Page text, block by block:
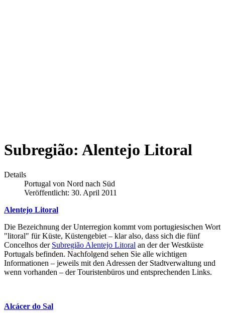
Subregião: Alentejo Litoral
Details
Portugal von Nord nach Süd
Veröffentlicht: 30. April 2011
Alentejo Litoral
Die Bezeichnung der Unterregion kommt vom portugiesischen Wort
"litoral" für Küste, Küstengebiet – klar also, dass sich die fünf
Concelhos der Subregião Alentejo Litoral an der der Westküste
Portugals befinden. Nachfolgend sehen Sie alle wichtigen
Informationen – jeweils mit den Adressen der Stadtverwaltung und
wenn vorhanden – der Touristenbüros und entsprechenden Links.
Alcácer do Sal